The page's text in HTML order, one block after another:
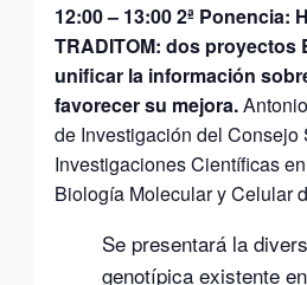
12:00– 13:002ª Ponencia:
TRADITOM: dos proyectos
unificar la información
favorecer su mejora.
de Investigación del Consejo
Investigaciones Científicas
Biología Molecular y Celular
Se presentará la
genotípica existente